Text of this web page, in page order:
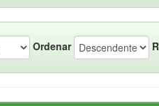
Ordenar